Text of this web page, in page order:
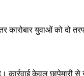
कारोबार युवाओं को
केवल छापेमारी